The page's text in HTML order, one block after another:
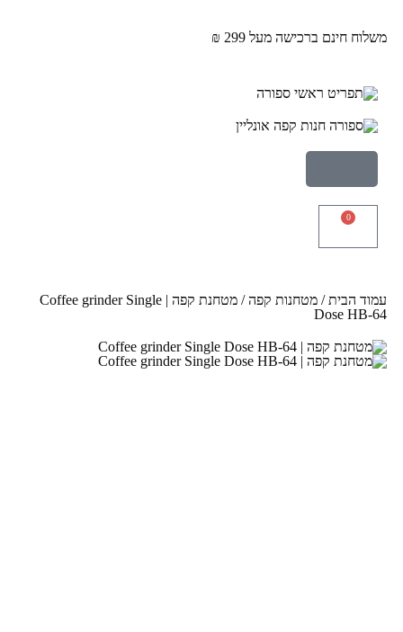
משלוח חינם ברכישה מעל 299 ₪
0
עמוד הבית/ מטחנות קפה
/ מטחנת קפה | Coffee grinder Single
Dose HB-64